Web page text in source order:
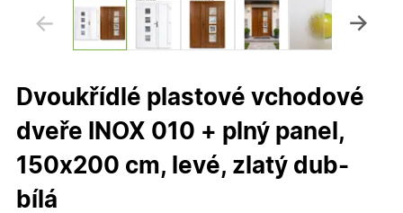
Dvoukřídlé plastové vchodové
dveře INOX 010 + plný panel,
150x200 cm, levé, zlatý dub-
bílá